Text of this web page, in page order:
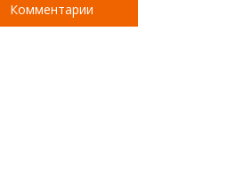
Комментарии